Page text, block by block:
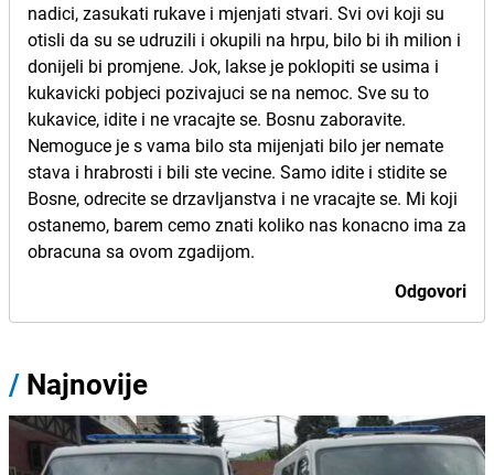
nadici, zasukati rukave i mjenjati stvari. Svi ovi koji su
otisli da su se udruzili i okupili na hrpu, bilo bi ih milion i
donijeli bi promjene. Jok, lakse je poklopiti se usima i
kukavicki pobjeci pozivajuci se na nemoc. Sve su to
kukavice, idite i ne vracajte se. Bosnu zaboravite.
Nemoguce je s vama bilo sta mijenjati bilo jer nemate
stava i hrabrosti i bili ste vecine. Samo idite i stidite se
Bosne, odrecite se drzavljanstva i ne vracajte se. Mi koji
ostanemo, barem cemo znati koliko nas konacno ima za
obracuna sa ovom zgadijom.
Odgovori
/ Najnovije